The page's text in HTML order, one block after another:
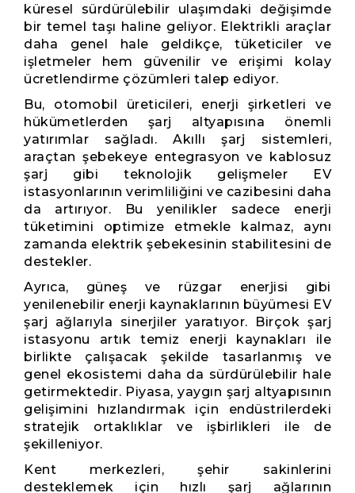
küresel sürdürülebilir ulaşımdaki değişimde
bir temel taşı haline geliyor. Elektrikli araçlar
daha genel hale geldikçe, tüketiciler ve
işletmeler hem güvenilir ve erişimi kolay
ücretlendirme çözümleri talep ediyor.
Bu, otomobil üreticileri, enerji şirketleri ve
hükümetlerden şarj altyapısına önemli
yatırımlar sağladı. Akıllı şarj sistemleri,
araçtan şebekeye entegrasyon ve kablosuz
şarj gibi teknolojik gelişmeler EV
istasyonlarının verimliliğini ve cazibesini daha
da artırıyor. Bu yenilikler sadece enerji
tüketimini optimize etmekle kalmaz, aynı
zamanda elektrik şebekesinin stabilitesini de
destekler.
Ayrıca, güneş ve rüzgar enerjisi gibi
yenilenebilir enerji kaynaklarının büyümesi EV
şarj ağlarıyla sinerjiler yaratıyor. Birçok şarj
istasyonu artık temiz enerji kaynakları ile
birlikte çalışacak şekilde tasarlanmış ve
genel ekosistemi daha da sürdürülebilir hale
getirmektedir. Piyasa, yaygın şarj altyapısının
gelişimini hızlandırmak için endüstrilerdeki
stratejik ortaklıklar ve işbirlikleri ile de
şekilleniyor.
Kent merkezleri, şehir sakinlerini
desteklemek için hızlı şarj ağlarının